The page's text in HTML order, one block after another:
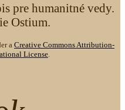
pre humanitné vedy.
Ostium.
a Creative Commons Attribution-
License